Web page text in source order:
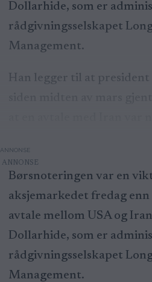
Dollarhide, som er
rådgivningsselskapet
Management.
Han legger til at
ANNONSE
Børsnoteringen var en
aksjemarkedet fredag
avtale mellom USA og
Dollarhide, som er
rådgivningsselskapet
Management.